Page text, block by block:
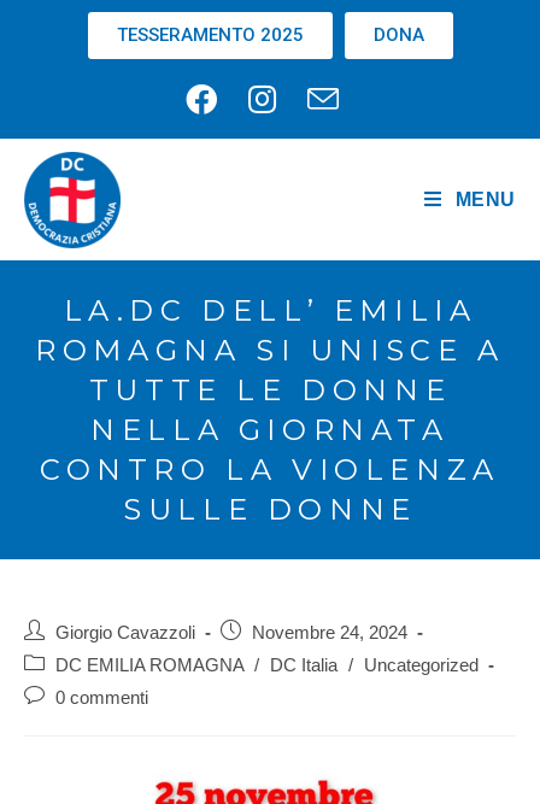
TESSERAMENTO 2025 DONA
MENU
LA.DC DELL’ EMILIA
ROMAGNA SI UNISCE A
TUTTE LE DONNE
NELLA GIORNATA
CONTRO LA VIOLENZA
SULLE DONNE
Giorgio Cavazzoli
Novembre 24, 2024
DC EMILIA ROMAGNA / DC Italia /
Uncategorized
0 commenti